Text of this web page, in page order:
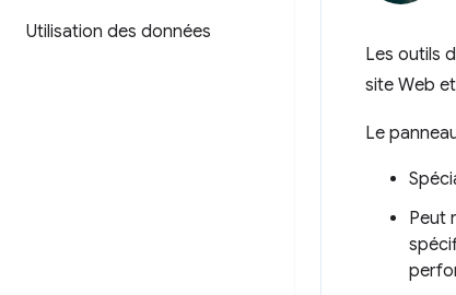
Utilisation des données
Les outils
site Web
Le
Peut